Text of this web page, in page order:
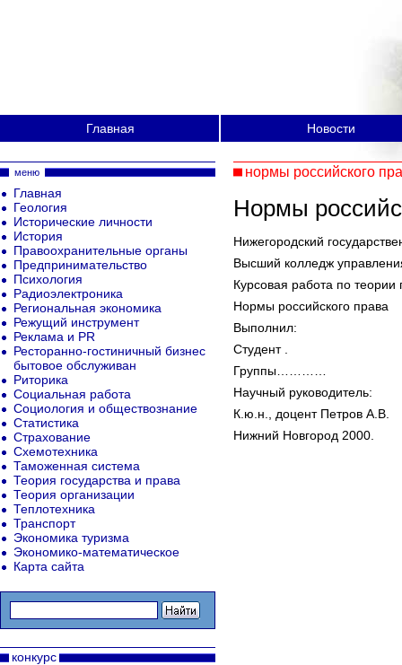
Главная Новости
нормы российского
Нормы
Нижегородский
Высший колледж
Курсовая работа по теории
Нормы российского права
Выполнил:
Студент .
Группы…………
Научный руководитель:
К.ю.н., доцент Петров А.В.
Нижний Новгород 2000.
меню
Главная
Геология
Исторические личности
История
Правоохранительные органы
Предпринимательство
Психология
Радиоэлектроника
Региональная экономика
Режущий инструмент
Реклама и PR
Ресторанно-гостиничный бизнес
бытовое обслуживан
Риторика
Социальная работа
Социология и обществознание
Статистика
Страхование
Схемотехника
Таможенная система
Теория государства и права
Теория организации
Теплотехника
Транспорт
Экономика туризма
Экономико-математическое
Карта сайта
конкурс